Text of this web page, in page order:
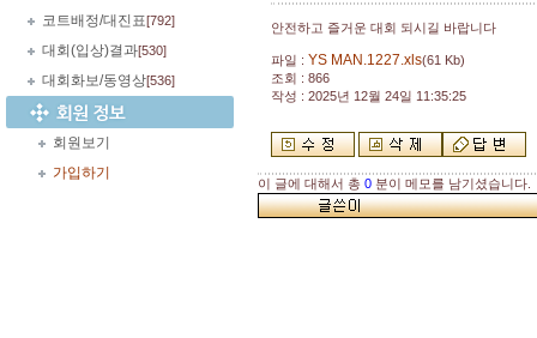
코트배정/대진표[792]
대회(입상)결과[530]
대회화보/동영상[536]
회원보기
가입하기
안전하고 즐거운 대회 되시길 바랍니다
파일 : YS MAN.1227.xls(61 Kb)
조회 : 866
작성 : 2025년 12월 24일 11:35:25
이 글에 대해서 총 0 분이 메모를 남기셨습니다.